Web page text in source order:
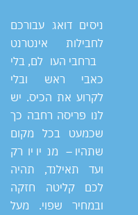
ניסים דואג עבורכם
לחבילות אינטרנט
ברחבי העולם, בלי
כאבי ראש ובלי
לקרוע את הכיס. יש
לנו פריסה רחבה כך
שכמעט בכל מקום
שתהיו – מניו יורק
ועד תאילנד, תהיה
לכם קליטה חזקה
ובמחיר שפוי. מעל